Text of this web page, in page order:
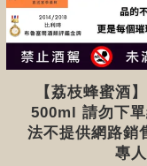
【荔枝蜂蜜酒
500ml 請勿下
法不提供網路銷
專人